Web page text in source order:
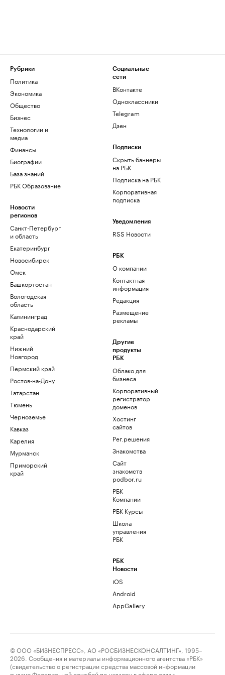
Рубрики
Политика
Экономика
Общество
Бизнес
Технологии и
медиа
Финансы
Биографии
База знаний
РБК Образование
Новости
регионов
Санкт-Петербург
и область
Екатеринбург
Новосибирск
Омск
Башкортостан
Вологодская
область
Калининград
Краснодарский
край
Нижний
Новгород
Пермский край
Ростов-на-Дону
Татарстан
Тюмень
Черноземье
Кавказ
Карелия
Мурманск
Приморский
край
Социальные
сети
ВКонтакте
Одноклассники
Telegram
Дзен
Подписки
Скрыть баннеры
на РБК
Подписка на РБК
Корпоративная
подписка
Уведомления
RSS Новости
РБК
О компании
Контактная
информация
Редакция
Размещение
рекламы
Другие
продукты
РБК
Облако для
бизнеса
Корпоративный
регистратор
доменов
Хостинг
сайтов
Рег.решения
Знакомства
Сайт
знакомств
podbor.ru
РБК
Компании
РБК Курсы
Школа
управления
РБК
РБК
Новости
iOS
Android
AppGallery
© ООО «БИЗНЕСПРЕСС», АО «РОСБИЗНЕСКОНСАЛТИНГ», 1995–
2026. Сообщения и материалы информационного агентства «РБК»
(свидетельство о регистрации средства массовой информации